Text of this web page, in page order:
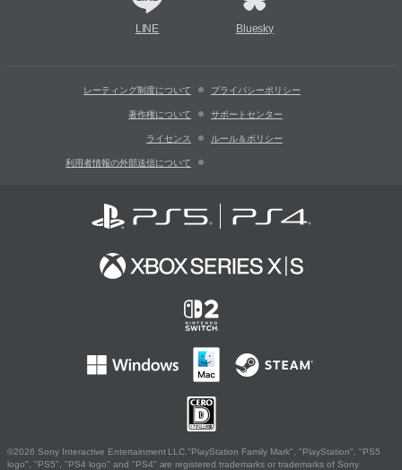
LINE Bluesky
レーティング制度について プライバシーポリシー
著作権について サポートセンター
ライセンス ルール＆ポリシー
利用者情報の外部送信について
©2026 Sony Interactive Entertainment LLC."PlayStation Family Mark", "PlayStation", "PS5
logo", "PS5", "PS4 logo" and "PS4" are registered trademarks or trademarks of Sony